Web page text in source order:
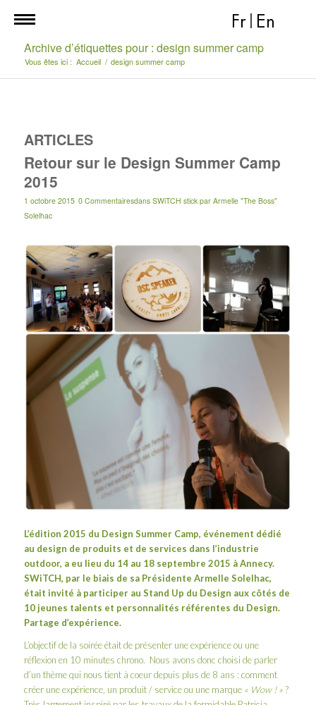
Fr En
Archive d’étiquettes pour : design summer camp
Vous êtes ici : Accueil / design summer camp
ARTICLES
Retour sur le Design Summer Camp
2015
1 octobre 2015 0 Commentairesdans SWiTCH stick par Armelle "The Boss"
Solelhac
L’édition 2015 du Design Summer Camp, événement dédié
au design de produits et de services dans l’industrie
outdoor, a eu lieu du 14 au 18 septembre 2015 à Annecy.
SWiTCH, par le biais de sa Présidente Armelle Solelhac,
était invité à participer au Stand Up du Design aux côtés de
10 jeunes talents et personnalités référentes du Design.
Partage d’expérience.
L’objectif de la soirée était de présenter une expérience ou une
réflexion en 10 minutes chrono. Nous avons donc choisi de parler
d’un thème qui nous tient à coeur depuis plus de 8 ans : comment
créer une expérience, un produit / service ou une marque « Wow ! »?